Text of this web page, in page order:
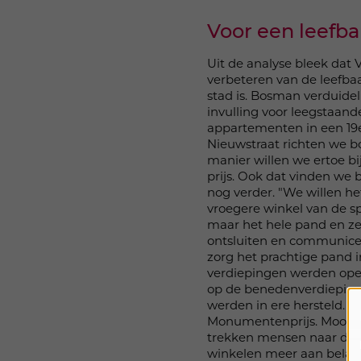
Voor een
Uit de analyse bleek dat
verbeteren van de
stad is. Bosman
invulling voor
appartementen in een
Nieuwstraat richten we
manier willen we ertoe
prijs. Ook dat vinden we
nog verder. "We willen
vroegere winkel van de
maar het hele pand en
ontsluiten en
zorg het prachtige pand
verdiepingen werden
op de
werden in ere hersteld.
Monumentenprijs. Mooi
trekken mensen naar
winkelen meer aan